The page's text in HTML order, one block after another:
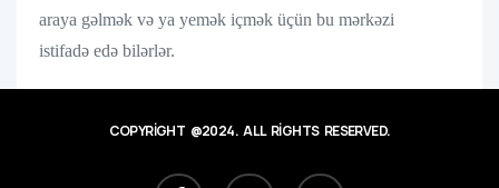
araya gəlmək və ya yemək içmək üçün bu mərkəzi
istifadə edə bilərlər.
COPYRIGHT @2024. ALL RIGHTS RESERVED.